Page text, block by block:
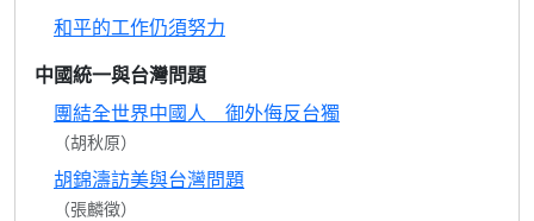
和平的工作仍須努力
中國統一與台灣問題
團結全世界中國人 御外侮反台獨
（胡秋原）
胡錦濤訪美與台灣問題
（張麟徵）